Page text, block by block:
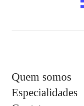
Quem somos
Especialidades